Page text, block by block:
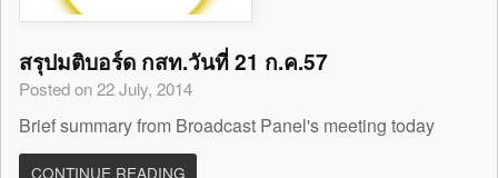
สรุปมติบอร์ด กสท.วันที่ 21 ก.ค.57
Posted on 22 July, 2014
Brief summary from Broadcast Panel's meeting today
CONTINUE READING